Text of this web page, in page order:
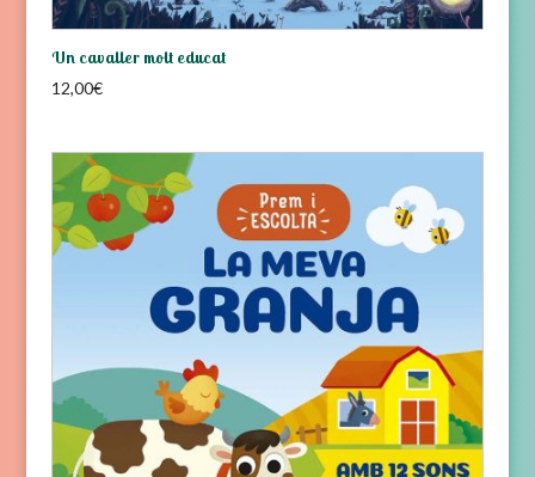
Un cavaller molt educat
12,00€